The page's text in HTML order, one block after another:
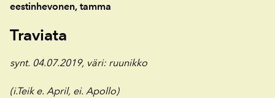
eestinhevonen, tamma
Traviata
synt. 04.07.2019, väri: ruunikko
(i.Teik e. April, ei. Apollo)